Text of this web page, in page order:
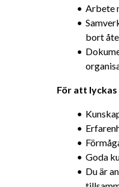
Arbete
bort
För att
Goda
Du är